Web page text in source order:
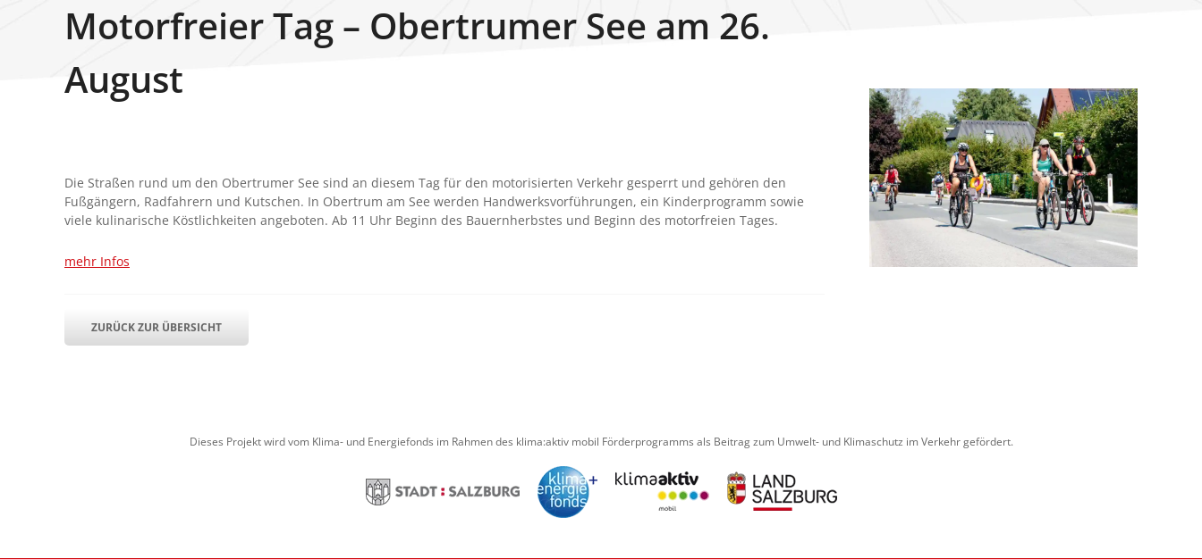
Motorfreier Tag – Obertrumer See am 26.
August
Die Straßen rund um den Obertrumer See sind an diesem Tag für den motorisierten Verkehr gesperrt und gehören den
Fußgängern, Radfahrern und Kutschen. In Obertrum am See werden Handwerksvorführungen, ein Kinderprogramm sowie
viele kulinarische Köstlichkeiten angeboten. Ab 11 Uhr Beginn des Bauernherbstes und Beginn des motorfreien Tages.
mehr Infos
ZURÜCK ZUR ÜBERSICHT
Dieses Projekt wird vom Klima- und Energiefonds im Rahmen des klima:aktiv mobil Förderprogramms als Beitrag zum Umwelt- und Klimaschutz im Verkehr gefördert.